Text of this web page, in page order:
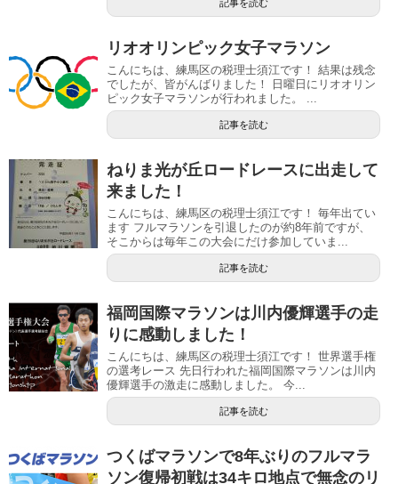
記事を読む
リオオリンピック女子マラソン
こんにちは、練馬区の税理士須江です！ 結果は残念
でしたが、皆がんばりました！ 日曜日にリオオリン
ピック女子マラソンが行われました。 ...
記事を読む
ねりま光が丘ロードレースに出走して
来ました！
こんにちは、練馬区の税理士須江です！ 毎年出てい
ます フルマラソンを引退したのが約8年前ですが、
そこからは毎年この大会にだけ参加していま...
記事を読む
福岡国際マラソンは川内優輝選手の走
りに感動しました！
こんにちは、練馬区の税理士須江です！ 世界選手権
の選考レース 先日行われた福岡国際マラソンは川内
優輝選手の激走に感動しました。 今...
記事を読む
つくばマラソンで8年ぶりのフルマラ
ソン復帰初戦は34キロ地点で無念のリ